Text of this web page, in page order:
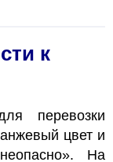
к
перевозки
цвет и
На